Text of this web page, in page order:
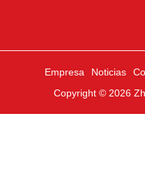
Empresa Noticias
Copyright © 2026